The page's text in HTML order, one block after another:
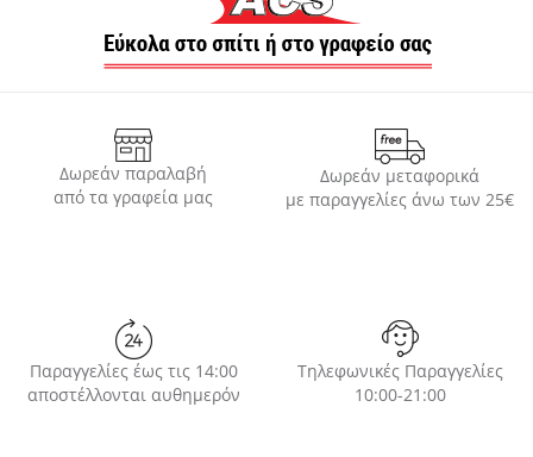
Δωρεάν παραλαβή
από τα γραφεία μας
Δωρεάν μεταφορικά
με παραγγελίες άνω των 25€
Παραγγελίες έως τις 14:00
αποστέλλονται αυθημερόν
Τηλεφωνικές Παραγγελίες
10:00-21:00